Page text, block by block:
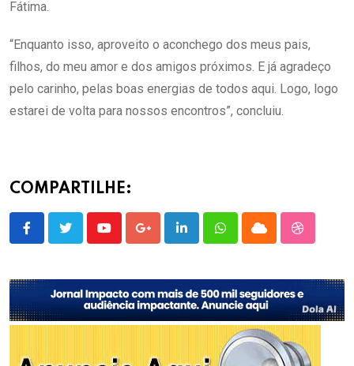
Fátima.
“Enquanto isso, aproveito o aconchego dos meus pais,
filhos, do meu amor e dos amigos próximos. E já agradeço
pelo carinho, pelas boas energias de todos aqui. Logo, logo
estarei de volta para nossos encontros”, concluiu.
COMPARTILHE:
YoutubeGoogle+LinkedInWhatsappCloud